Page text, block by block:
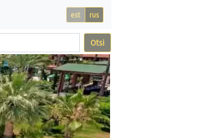
est rus
Otsi